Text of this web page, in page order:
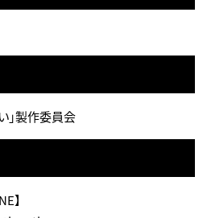
」製作委員会
】